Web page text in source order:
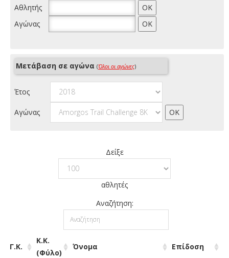
Αθλητής
Αγώνας
Μετάβαση σε αγώνα (Όλοι οι αγώνες)
Έτος
Αγώνας
Δείξε
αθλητές
Αναζήτηση:
Γ.Κ.
Κ.Κ.
(Φύλο)
Όνομα Επίδοση